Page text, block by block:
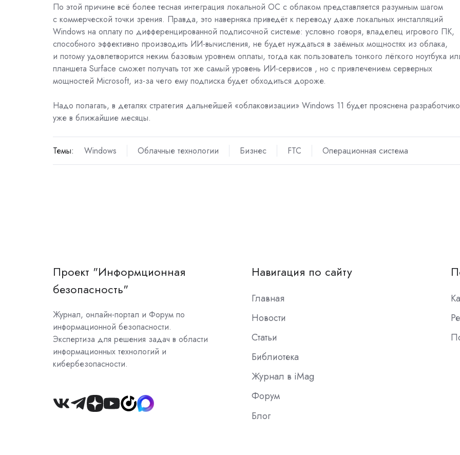
По этой причине всё более тесная интеграция локальной ОС с облаком представляется разумным шагом
с коммерческой точки зрения. Правда, это наверняка приведёт к переводу даже локальных инсталляций
Windows на оплату по дифференцированной подписочной системе: условно говоря, владелец игрового ПК,
способного эффективно производить ИИ-вычисления, не будет нуждаться в заёмных мощностях из облака,
и потому удовлетворится неким базовым уровнем оплаты, тогда как пользователь тонкого лёгкого ноутбука
планшета Surface сможет получать тот же самый уровень ИИ-сервисов , но с привлечением серверных
мощностей Microsoft, из-за чего ему подписка будет обходиться дороже.
Надо полагать, в деталях стратегия дальнейшей «облаковизации» Windows 11 будет прояснена
уже в ближайшие месяцы.
Темы: Windows Облачные технологии Бизнес FTC Операционная система
Проект "Информционная
безопасность"
Журнал, онлайн-портал и Форум по
информационной безопасности.
Экспертиза для решения задач в области
информационных технологий и
кибербезопасности.
Join
Навигация по сайту
Главная
Новости
Статьи
Библиотека
Журнал в iMag
Форум
Блог